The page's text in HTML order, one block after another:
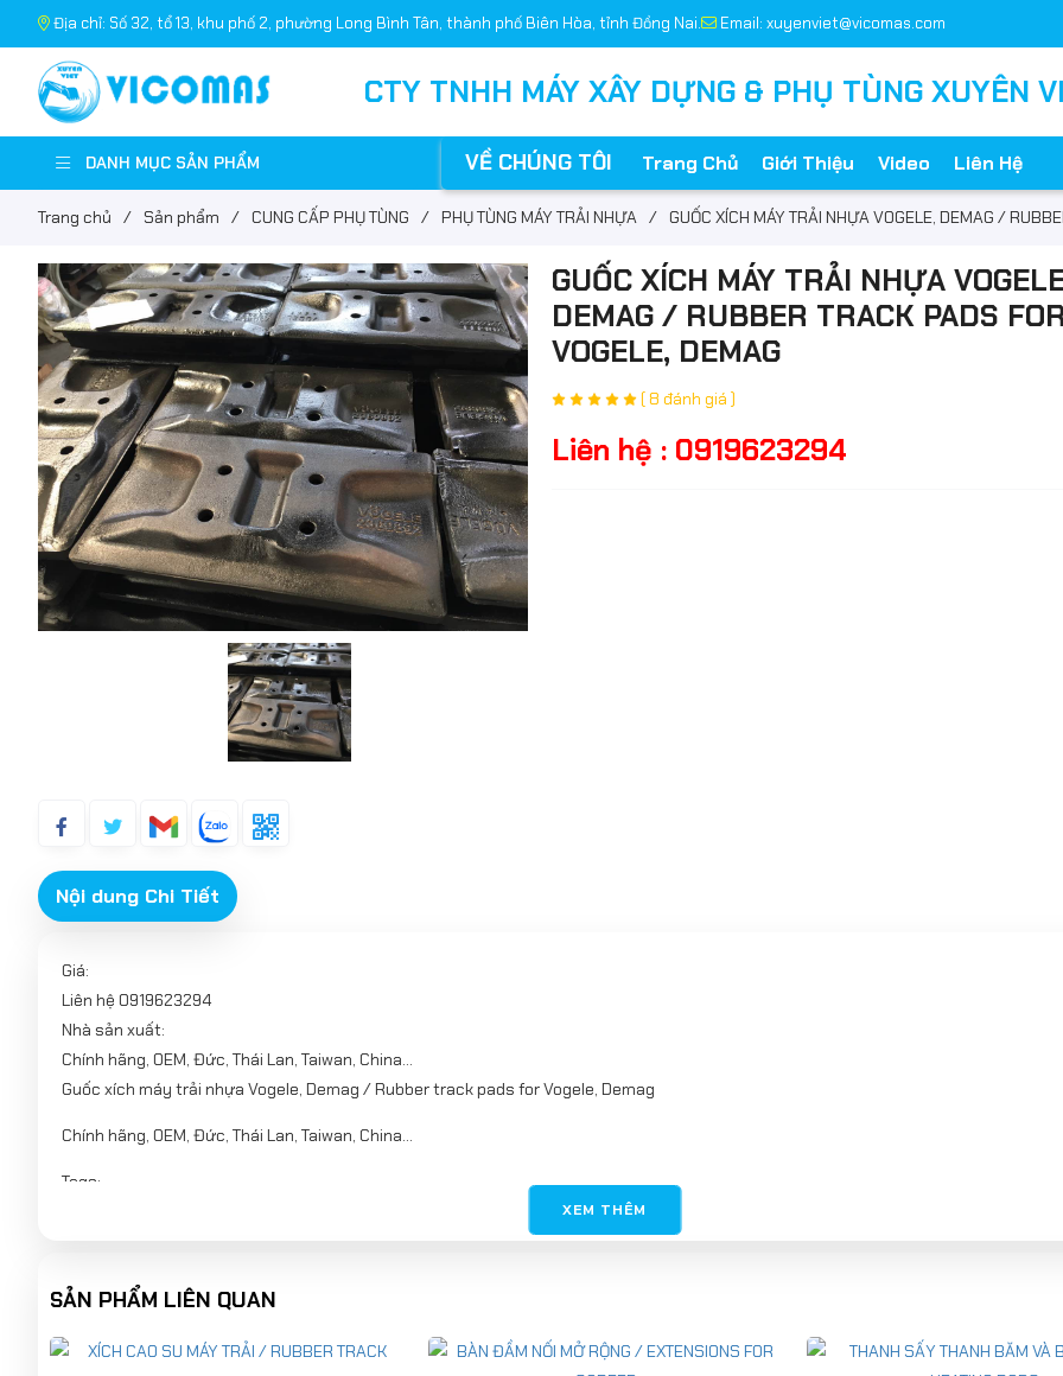
Địa chỉ: Số 32, tổ 13, khu phố 2, phường Long Bình Tân, thành phố Biên Hòa, tỉnh Đồng Nai. Email: xuyenviet@vicomas.com
CTY TNHH MÁY XÂY DỰNG & PHỤ TÙNG XUYÊN
DANH MỤC SẢN PHẨM VỀ CHÚNG TÔI Trang Chủ Giới Thiệu Video Liên Hệ
Trang chủ / Sản phẩm / CUNG CẤP PHỤ TÙNG / PHỤ TÙNG MÁY TRẢI NHỰA / GUỐC XÍCH MÁY TRẢI NHỰA VOGELE, DEMAG /
GUỐC XÍCH MÁY TRẢI NHỰA
DEMAG / RUBBER TRACK PADS FOR
VOGELE, DEMAG
( 8 đánh giá )
Liên hệ : 0919623294
Nội dung Chi Tiết
Giá:
Liên hệ 0919623294
Nhà sản xuất:
Chính hãng, OEM, Đức, Thái Lan, Taiwan, China...
Guốc xích máy trải nhựa Vogele, Demag / Rubber track pads for Vogele, Demag
Chính hãng, OEM, Đức, Thái Lan, Taiwan, China...
Tags:
Track pads
XEM THÊM
SẢN PHẨM LIÊN QUAN